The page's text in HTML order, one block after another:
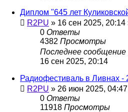
Диплом "645 лет
R2PU » 16 сен 2025, 20:14
0 Ответы
4382 Просмотры
Последнее сообщение
16 сен 2025, 20:14
Радиофестиваль в Ливнах -
R2PU » 26 июн 2025, 04:47
0 Ответы
11918 Просмотры